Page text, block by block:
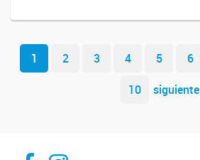
Navegador de artículos
1 2 3 4 5 6
10
siguiente
Inibioma-Conicet/Unco
inibiomaabierto